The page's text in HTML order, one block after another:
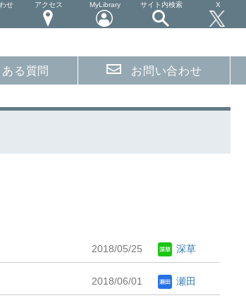
せ アクセス MyLibrary サイト内検索 X
る質問 お問い合わせ
2018/05/25 深草
2018/06/01 瀬田